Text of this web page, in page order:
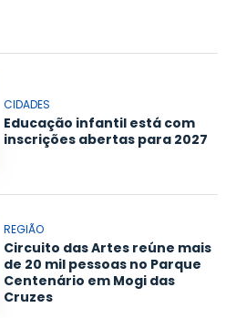
CIDADES
Educação infantil está com
inscrições abertas para 2027
REGIÃO
Circuito das Artes reúne mais
de 20 mil pessoas no Parque
Centenário em Mogi das
Cruzes